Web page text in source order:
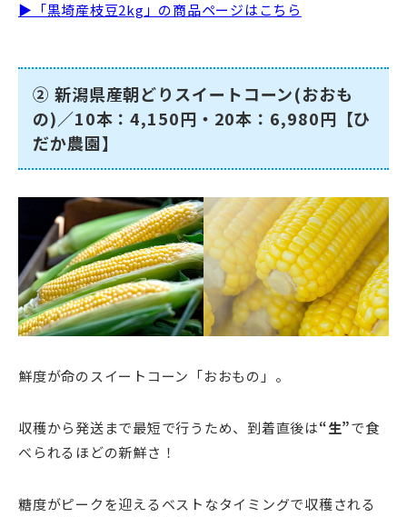
▶「黒埼産枝豆2kg」の商品ページはこちら
② 新潟県産朝どりスイートコーン(おおも
の)／10本：4,150円・20本：6,980円【ひ
だか農園】
鮮度が命のスイートコーン「おおもの」。
収穫から発送まで最短で行うため、到着直後は“生”で食
べられるほどの新鮮さ！
糖度がピークを迎えるベストなタイミングで収穫される